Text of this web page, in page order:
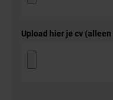
Upload hier je cv (alleen